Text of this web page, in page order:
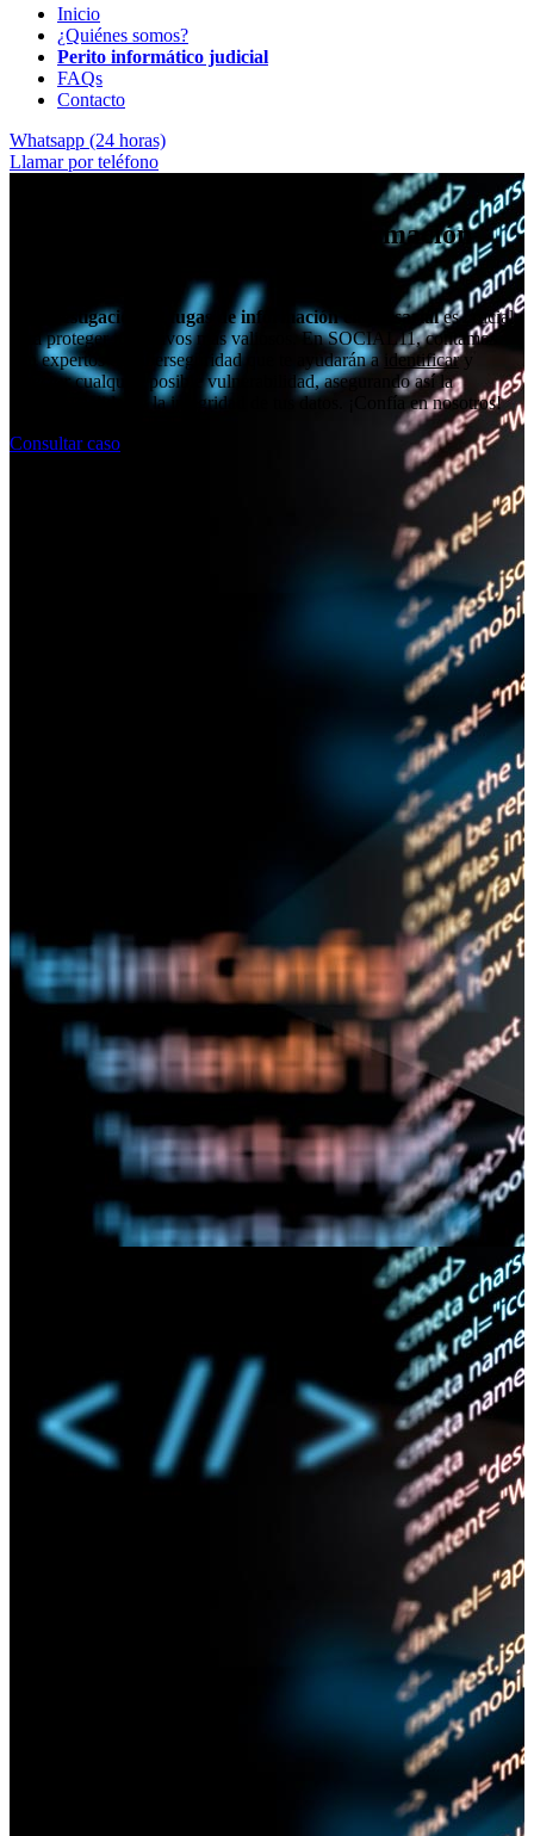
Inicio
¿Quiénes somos?
Perito informático judicial
FAQs
Contacto
Whatsapp (24 horas)
Llamar por teléfono
Investigación de fugas de información
La investigación de fugas de información empresariales crucial
para proteger tus activos más valiosos. En SOCIAL11, contamos
con expertos en ciberseguridad que te ayudarán a
identificary
detectarcualquier posible vulnerabilidad, asegurando así la
confidencialidad y la integridad de tus datos. ¡Confía en nosotros!
Consultar caso